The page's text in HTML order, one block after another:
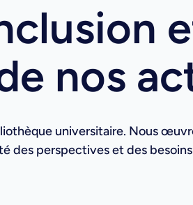
nos
universitaire. Nous
des perspectives et des